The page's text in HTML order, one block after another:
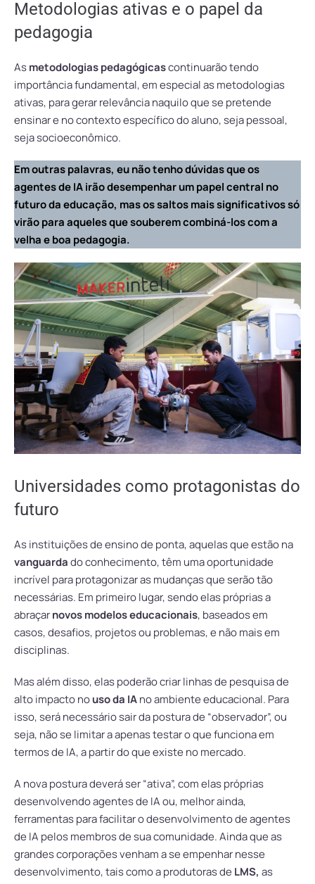
Metodologias ativas e o papel da
pedagogia
Asmetodologias pedagógicascontinuarão tendo
importância fundamental, em especial as metodologias
ativas, para gerar relevância naquilo que se pretende
ensinar e no contexto específico do aluno, seja pessoal,
seja socioeconômico.
Em outras palavras, eu não tenho dúvidas que os
agentes de IA irão desempenhar um papel central no
futuro da educação, mas os saltos mais significativos só
virão para aqueles que souberem combiná-los com a
velha e boa pedagogia.
Universidades como protagonistas do
futuro
As instituições de ensino de ponta, aquelas que estão na
vanguardado conhecimento, têm uma oportunidade
incrível para protagonizar as mudanças que serão tão
necessárias. Em primeiro lugar, sendo elas próprias a
abraçarnovos modelos educacionais, baseados em
casos, desafios, projetos ou problemas, e não mais em
disciplinas.
Mas além disso, elas poderão criar linhas de pesquisa de
alto impacto nouso da IAno ambiente educacional. Para
isso, será necessário sair da postura de “observador”, ou
seja, não se limitar a apenas testar o que funciona em
termos de IA, a partir do que existe no mercado.
A nova postura deverá ser “ativa”, com elas próprias
desenvolvendo agentes de IA ou, melhor ainda,
ferramentas para facilitar o desenvolvimento de agentes
de IA pelos membros de sua comunidade. Ainda que as
grandes corporações venham a se empenhar nesse
desenvolvimento, tais como a produtoras de LMS, as